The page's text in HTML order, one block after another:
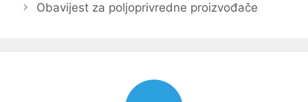
Obavijest za poljoprivredne proizvođače